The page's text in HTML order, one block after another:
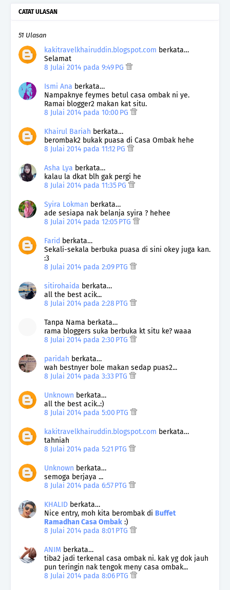
CATAT ULASAN
51 Ulasan
kakitravelkhairuddin.blogspot.com berkata…
Selamat
8 Julai 2014 pada 9:49 PG
Ismi Ana berkata…
Nampaknye feymes betul casa ombak ni ye.
Ramai blogger2 makan kat situ.
8 Julai 2014 pada 10:00 PG
Khairul Bariah berkata…
berombak2 bukak puasa di Casa Ombak hehe
8 Julai 2014 pada 11:12 PG
Asha Lya berkata…
kalau la dkat blh gak pergi he
8 Julai 2014 pada 11:35 PG
Syira Lokman berkata…
ade sesiapa nak belanja syira ? hehee
8 Julai 2014 pada 12:05 PTG
Farid berkata…
Sekali-sekala berbuka puasa di sini okey juga kan.
:3
8 Julai 2014 pada 2:09 PTG
sitirohaida berkata…
all the best acik...
8 Julai 2014 pada 2:28 PTG
Tanpa Nama berkata…
rama bloggers suka berbuka kt situ ke? waaa
8 Julai 2014 pada 2:30 PTG
paridah berkata…
wah bestnyer bole makan sedap puas2...
8 Julai 2014 pada 3:33 PTG
Unknown berkata…
all the best acik..:)
8 Julai 2014 pada 5:00 PTG
kakitravelkhairuddin.blogspot.com berkata…
tahniah
8 Julai 2014 pada 5:21 PTG
Unknown berkata…
semoga berjaya ...
8 Julai 2014 pada 6:57 PTG
KHALID berkata…
Nice entry, moh kita berombak di Buffet
Ramadhan Casa Ombak :)
8 Julai 2014 pada 8:01 PTG
ANIM berkata…
tiba2 jadi terkenal casa ombak ni. kak yg dok jauh
pun teringin nak tengok meny casa ombak...
8 Julai 2014 pada 8:06 PTG